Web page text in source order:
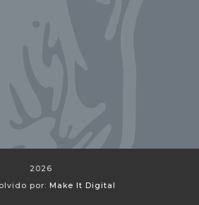
2026
por: Make It Digital